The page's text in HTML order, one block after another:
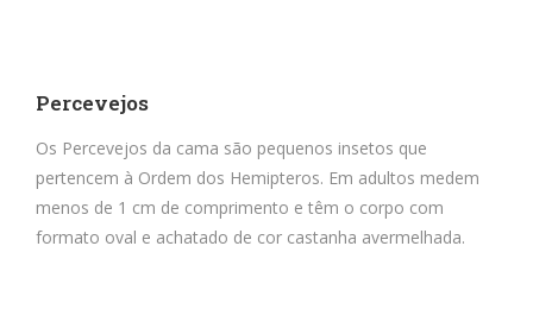
Percevejos
Os Percevejos da cama são pequenos insetos que
pertencem à Ordem dos Hemipteros. Em adultos medem
menos de 1 cm de comprimento e têm o corpo com
formato oval e achatado de cor castanha avermelhada.